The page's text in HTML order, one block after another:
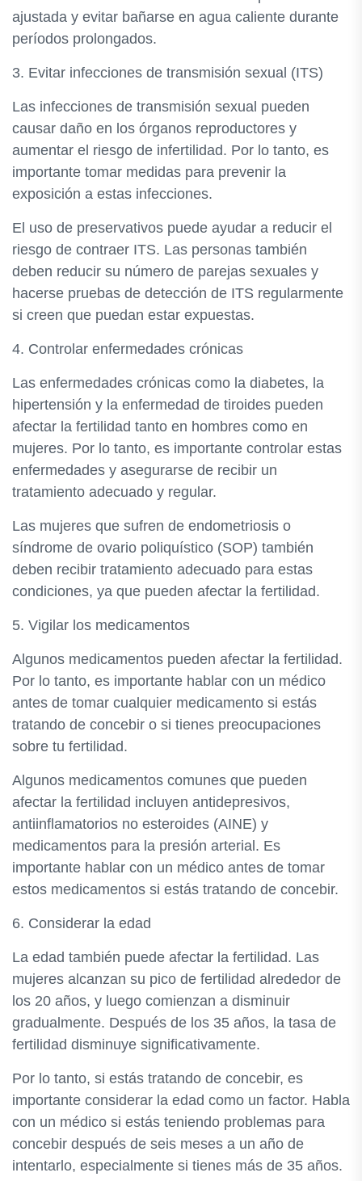
ajustada y evitar bañarse en agua caliente durante
períodos prolongados.
3. Evitar infecciones de transmisión sexual (ITS)
Las infecciones de transmisión sexual pueden
causar daño en los órganos reproductores y
aumentar el riesgo de infertilidad. Por lo tanto, es
importante tomar medidas para prevenir la
exposición a estas infecciones.
El uso de preservativos puede ayudar a reducir el
riesgo de contraer ITS. Las personas también
deben reducir su número de parejas sexuales y
hacerse pruebas de detección de ITS regularmente
si creen que puedan estar expuestas.
4. Controlar enfermedades crónicas
Las enfermedades crónicas como la diabetes, la
hipertensión y la enfermedad de tiroides pueden
afectar la fertilidad tanto en hombres como en
mujeres. Por lo tanto, es importante controlar estas
enfermedades y asegurarse de recibir un
tratamiento adecuado y regular.
Las mujeres que sufren de endometriosis o
síndrome de ovario poliquístico (SOP) también
deben recibir tratamiento adecuado para estas
condiciones, ya que pueden afectar la fertilidad.
5. Vigilar los medicamentos
Algunos medicamentos pueden afectar la fertilidad.
Por lo tanto, es importante hablar con un médico
antes de tomar cualquier medicamento si estás
tratando de concebir o si tienes preocupaciones
sobre tu fertilidad.
Algunos medicamentos comunes que pueden
afectar la fertilidad incluyen antidepresivos,
antiinflamatorios no esteroides (AINE) y
medicamentos para la presión arterial. Es
importante hablar con un médico antes de tomar
estos medicamentos si estás tratando de concebir.
6. Considerar la edad
La edad también puede afectar la fertilidad. Las
mujeres alcanzan su pico de fertilidad alrededor de
los 20 años, y luego comienzan a disminuir
gradualmente. Después de los 35 años, la tasa de
fertilidad disminuye significativamente.
Por lo tanto, si estás tratando de concebir, es
importante considerar la edad como un factor. Habla
con un médico si estás teniendo problemas para
concebir después de seis meses a un año de
intentarlo, especialmente si tienes más de 35 años.